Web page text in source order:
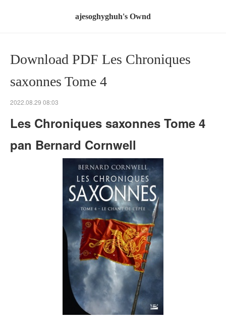
ajesoghyghuh's Ownd
Download PDF Les Chroniques
saxonnes Tome 4
2022.08.29 08:03
Les Chroniques saxonnes Tome 4
pan Bernard Cornwell